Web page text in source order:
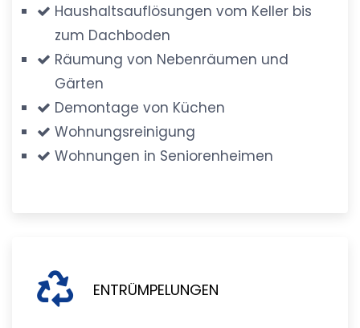
Haushaltsauflösungen vom Keller bis
zum Dachboden
Räumung von Nebenräumen und
Gärten
Demontage von Küchen
Wohnungsreinigung
Wohnungen in Seniorenheimen
ENTRÜMPELUNGEN